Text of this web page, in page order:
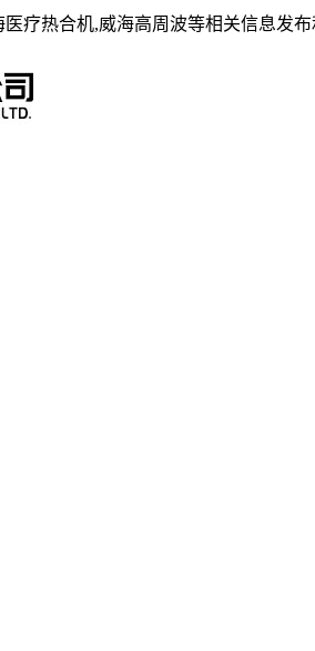
医疗热合机,威海高周波等相关信息发布